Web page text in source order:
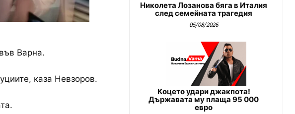
Варна.
каза Невзоров.
Николета Лозанова бяга в Италия
след семейната трагедия
05/08/2026
Коцето удари джакпота!
Държавата му плаща 95 000
евро